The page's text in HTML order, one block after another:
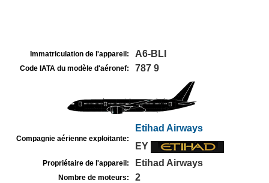
Immatriculation de l'appareil: A6-BLI
Code IATA du modèle d'aéronef: 787 9
Compagnie aérienne exploitante:
Etihad Airways
EY
Propriétaire de l'appareil: Etihad Airways
Nombre de moteurs: 2